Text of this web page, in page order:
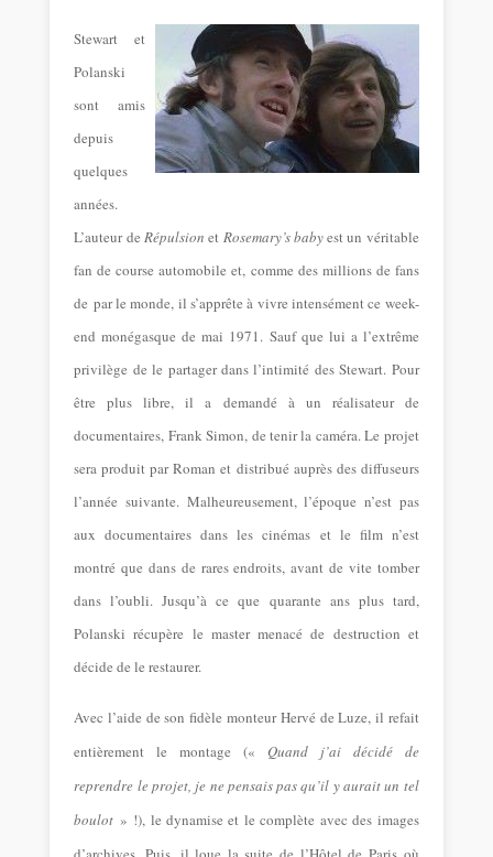
Stewart et
Polanski
sont amis
depuis
quelques
années.
L’auteur de Répulsion et Rosemary’s babyest un véritable
fan de course automobile et, comme des millions de fans
de par le monde, il s’apprête à vivre intensément ce week-
end monégasque de mai 1971. Sauf que lui a l’extrême
privilège de le partager dans l’intimité des Stewart. Pour
être plus libre, il a demandé à un réalisateur de
documentaires, Frank Simon, de tenir la caméra. Le projet
sera produit par Roman et distribué auprès des diffuseurs
l’année suivante. Malheureusement, l’époque n’est pas
aux documentaires dans les cinémas et le film n’est
montré que dans de rares endroits, avant de vite tomber
dans l’oubli. Jusqu’à ce que quarante ans plus tard,
Polanski récupère le master menacé de destruction et
décide de le restaurer.
Avec l’aide de son fidèle monteur Hervé de Luze, il refait
entièrement le montage («Quand j’ai décidé de
reprendre le projet, je ne pensais pas qu’il y aurait un tel
boulot » !), le dynamise et le complète avec des images